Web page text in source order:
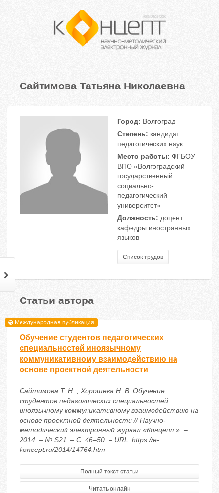
Сайтимова Татьяна Николаевна
Город: Волгоград
Степень: кандидат
педагогических наук
Место работы: ФГБОУ
ВПО «Волгоградский
государственный
социально-
педагогический
университет»
Должность: доцент
кафедры иностранных
языков
Список трудов
Статьи автора
Международная публикация
Обучение студентов педагогических
специальностей иноязычному
коммуникативному взаимодействию на
основе проектной деятельности
Сайтимова Т. Н. , Хорошева Н. В. Обучение
студентов педагогических специальностей
иноязычному коммуникативному взаимодействию на
основе проектной деятельности // Научно-
методический электронный журнал «Концепт». –
2014. – № S21. – С. 46–50. – URL: https://e-
koncept.ru/2014/14764.htm
Полный текст статьи
Читать онлайн